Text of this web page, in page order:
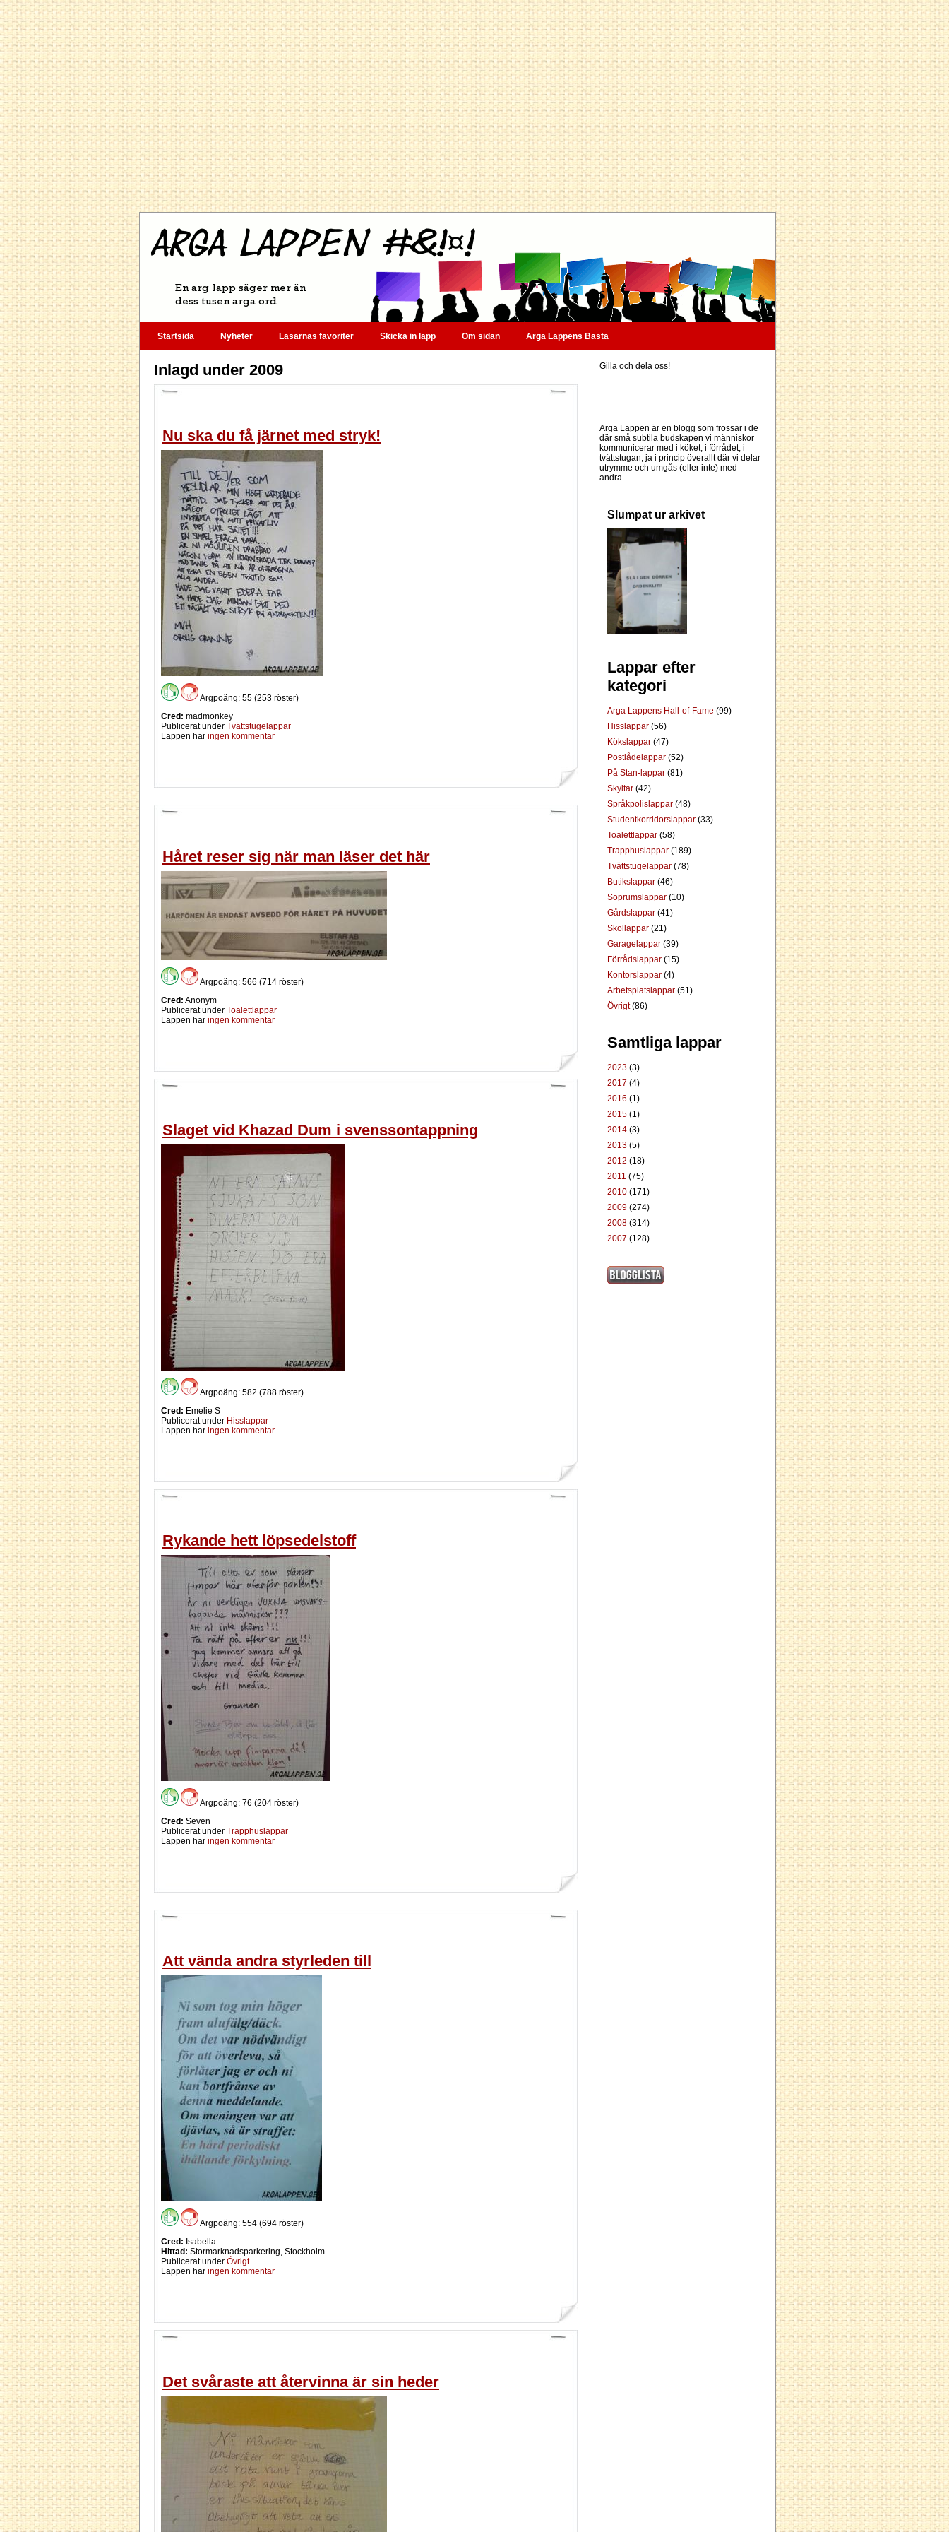
Startsida Nyheter Läsarnas favoriter Skicka in lapp Om sidan Arga Lappens Bästa
Inlagd under 2009
Nu ska du få järnet med stryk!
Argpoäng: 55 (253 röster)
Cred: madmonkey
Publicerat under Tvättstugelappar
Lappen har ingen kommentar
Håret reser sig när man läser det här
Argpoäng: 566 (714 röster)
Cred: Anonym
Publicerat under Toalettlappar
Lappen har ingen kommentar
Slaget vid Khazad Dum i svenssontappning
Argpoäng: 582 (788 röster)
Cred: Emelie S
Publicerat under Hisslappar
Lappen har ingen kommentar
Rykande hett löpsedelstoff
Argpoäng: 76 (204 röster)
Cred: Seven
Publicerat under Trapphuslappar
Lappen har ingen kommentar
Att vända andra styrleden till
Argpoäng: 554 (694 röster)
Cred: Isabella
Hittad: Stormarknadsparkering, Stockholm
Publicerat under Övrigt
Lappen har ingen kommentar
Det svåraste att återvinna är sin heder
Gilla och dela oss!
Arga Lappen är en blogg som frossar i de
där små subtila budskapen vi människor
kommunicerar med i köket, i förrådet, i
tvättstugan, ja i princip överallt där vi delar
utrymme och umgås (eller inte) med
andra.
Slumpat ur arkivet
Lappar efter
kategori
Arga Lappens Hall-of-Fame (99)
Hisslappar (56)
Kökslappar (47)
Postlådelappar (52)
På Stan-lappar (81)
Skyltar (42)
Språkpolislappar (48)
Studentkorridorslappar (33)
Toalettlappar (58)
Trapphuslappar (189)
Tvättstugelappar (78)
Butikslappar (46)
Soprumslappar (10)
Gårdslappar (41)
Skollappar (21)
Garagelappar (39)
Förrådslappar (15)
Kontorslappar (4)
Arbetsplatslappar (51)
Övrigt(86)
Samtliga lappar
2023 (3)
2017 (4)
2016 (1)
2015 (1)
2014 (3)
2013 (5)
2012 (18)
2011 (75)
2010 (171)
2009 (274)
2008 (314)
2007 (128)